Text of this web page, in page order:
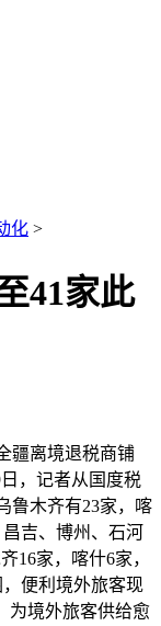
化 >
41家此
离境退税商铺
，记者从国度税
鲁木齐有23家，喀
吉、博州、石河
16家，喀什6家，
便利境外旅客现
为境外旅客供给愈